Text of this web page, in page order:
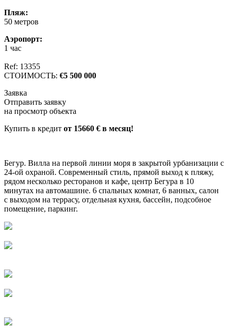
Пляж:
50 метров
Аэропорт:
1 час
Ref: 13355
СТОИМОСТЬ: €5 500 000
Заявка
Отправить заявку
на просмотр объекта
Купить в кредит от 15660 € в месяц!
Бегур. Вилла на первой линии моря в закрытой урбанизации с
24-ой охраной. Современный стиль, прямой выход к пляжу,
рядом несколько ресторанов и кафе, центр Бегура в 10
минутах на автомашине. 6 спальных комнат, 6 ванных, салон
с выходом на террасу, отдельная кухня, бассейн, подсобное
помещение, паркинг.